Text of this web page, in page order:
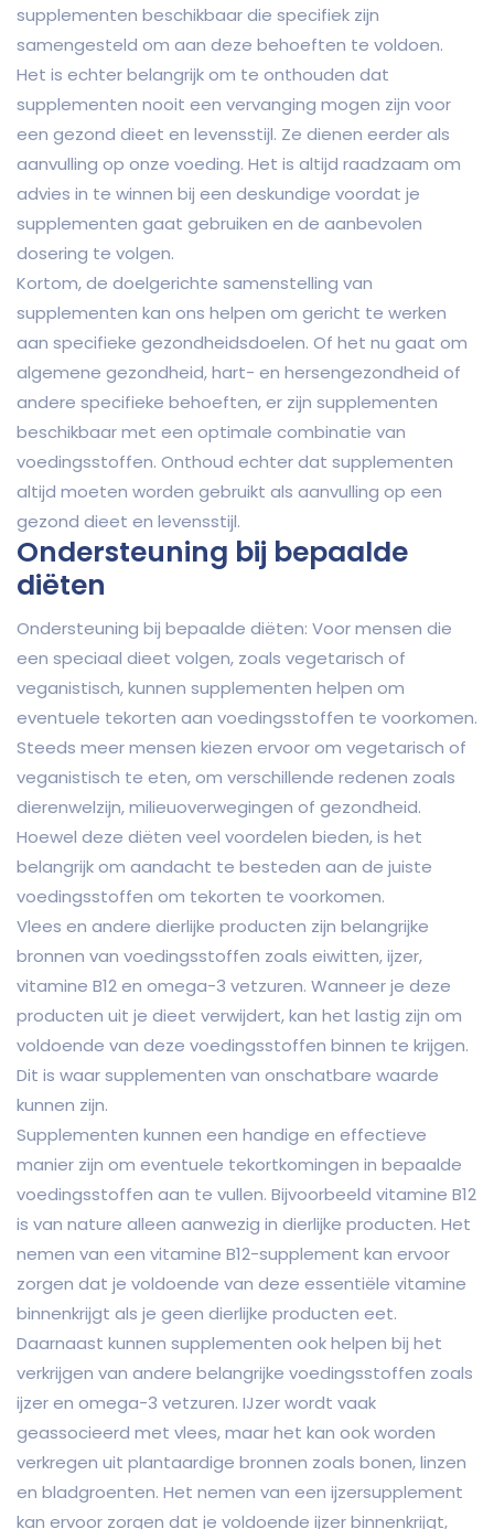
supplementen beschikbaar die specifiek zijn
samengesteld om aan deze behoeften te voldoen.
Het is echter belangrijk om te onthouden dat
supplementen nooit een vervanging mogen zijn voor
een gezond dieet en levensstijl. Ze dienen eerder als
aanvulling op onze voeding. Het is altijd raadzaam om
advies in te winnen bij een deskundige voordat je
supplementen gaat gebruiken en de aanbevolen
dosering te volgen.
Kortom, de doelgerichte samenstelling van
supplementen kan ons helpen om gericht te werken
aan specifieke gezondheidsdoelen. Of het nu gaat om
algemene gezondheid, hart- en hersengezondheid of
andere specifieke behoeften, er zijn supplementen
beschikbaar met een optimale combinatie van
voedingsstoffen. Onthoud echter dat supplementen
altijd moeten worden gebruikt als aanvulling op een
gezond dieet en levensstijl.
Ondersteuning bij bepaalde
diëten
Ondersteuning bij bepaalde diëten: Voor mensen die
een speciaal dieet volgen, zoals vegetarisch of
veganistisch, kunnen supplementen helpen om
eventuele tekorten aan voedingsstoffen te voorkomen.
Steeds meer mensen kiezen ervoor om vegetarisch of
veganistisch te eten, om verschillende redenen zoals
dierenwelzijn, milieuoverwegingen of gezondheid.
Hoewel deze diëten veel voordelen bieden, is het
belangrijk om aandacht te besteden aan de juiste
voedingsstoffen om tekorten te voorkomen.
Vlees en andere dierlijke producten zijn belangrijke
bronnen van voedingsstoffen zoals eiwitten, ijzer,
vitamine B12 en omega-3 vetzuren. Wanneer je deze
producten uit je dieet verwijdert, kan het lastig zijn om
voldoende van deze voedingsstoffen binnen te krijgen.
Dit is waar supplementen van onschatbare waarde
kunnen zijn.
Supplementen kunnen een handige en effectieve
manier zijn om eventuele tekortkomingen in bepaalde
voedingsstoffen aan te vullen. Bijvoorbeeld vitamine B12
is van nature alleen aanwezig in dierlijke producten. Het
nemen van een vitamine B12-supplement kan ervoor
zorgen dat je voldoende van deze essentiële vitamine
binnenkrijgt als je geen dierlijke producten eet.
Daarnaast kunnen supplementen ook helpen bij het
verkrijgen van andere belangrijke voedingsstoffen zoals
ijzer en omega-3 vetzuren. IJzer wordt vaak
geassocieerd met vlees, maar het kan ook worden
verkregen uit plantaardige bronnen zoals bonen, linzen
en bladgroenten. Het nemen van een ijzersupplement
kan ervoor zorgen dat je voldoende ijzer binnenkrijgt,